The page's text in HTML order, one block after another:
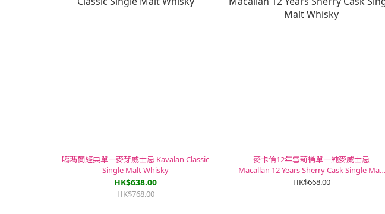
噶瑪蘭經典單一麥芽威士忌 Kavalan Classic
Single Malt Whisky
HK$638.00
HK$768.00
麥卡倫12年雪莉桶單一純麥威士忌
Macallan 12 Years Sherry Cask Single Malt
Whisky
HK$668.00